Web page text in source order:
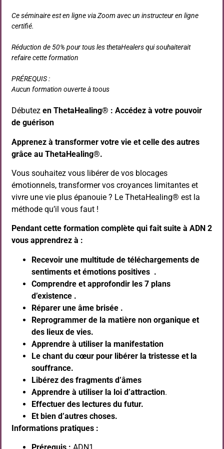
Ce séminaire est en ligne via Zoom avec un instructeur en ligne
certifié.
Réduction de 50% pour tous les thetaHealers qui souhaiterait
refaire cette formation
PRÉREQUIS :
Aucun formation ouverte à toous
Débutez en ThetaHealing® : Accédez à votre pouvoir
de guérison
Apprenez à transformer votre vie et celle des autres
grâce au ThetaHealing®.
Vous souhaitez vous libérer de vos blocages
émotionnels, transformer vos croyances limitantes et
vivre une vie plus épanouie ? Le ThetaHealing® est la
méthode qu’il vous faut !
Pendant cette formation complète qui fait suite à ADN 2
vous apprendrez à :
Recevoir une multitude de téléchargements de
sentiments et émotions positives .
Comprendre et approfondir les 7 plans
d’existence .
Réparer une âme brisée .
Reprogrammer de la matière non organique et
des lieux de vies.
Apprendre à utiliser la manifestation
Le chant du cœur pour libérer la tristesse et la
souffrance.
Libérez des fragments d’âmes
Apprendre à utiliser la loi d’attraction.
Effectuer des lectures du futur.
Et bien d’autres choses.
Informations pratiques :